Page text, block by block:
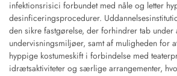
infektionsrisici forbundet med nåle og letter
desinficeringsprocedurer.
den sikre fastgørelse, der forhindrer tab under
undervisningsmiljøer, samt af muligheden for
hyppige kostumeskift i forbindelse med
idrætsaktiviteter og særlige arrangementer,